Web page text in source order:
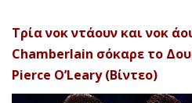
Τρία νοκ ντάουν και νοκ
Chamberlain σόκαρε το
Pierce O’Leary (Βίντεο)